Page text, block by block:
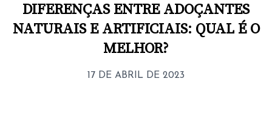
DIFERENÇAS ENTRE ADOÇANTES
NATURAIS E ARTIFICIAIS: QUAL É O
MELHOR?
17 DE ABRIL DE 2023